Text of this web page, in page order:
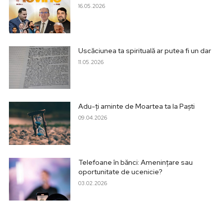
16.05.2026
Uscăciunea ta spirituală ar putea fi un dar
11.05.2026
Adu-ți aminte de Moartea ta la Paști
09.04.2026
Telefoane în bănci: Amenințare sau
oportunitate de ucenicie?
03.02.2026